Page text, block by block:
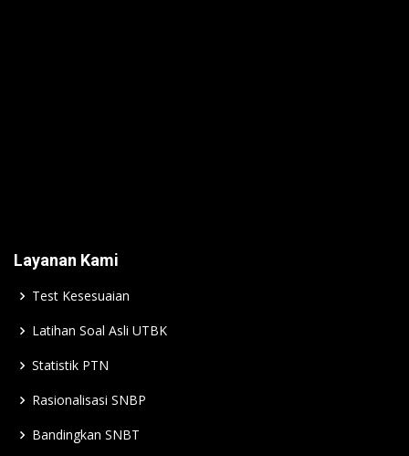
Layanan Kami
Test Kesesuaian
Latihan Soal Asli UTBK
Statistik PTN
Rasionalisasi SNBP
Bandingkan SNBT